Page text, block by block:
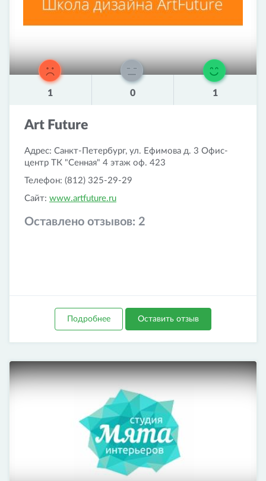
1 0 1
Art Future
Адрес: Санкт-Петербург, ул. Ефимова д. 3 Офис-
центр ТК "Сенная" 4 этаж оф. 423
Телефон: (812) 325-29-29
Сайт: www.artfuture.ru
Оставлено отзывов: 2
Подробнее Оставить отзыв